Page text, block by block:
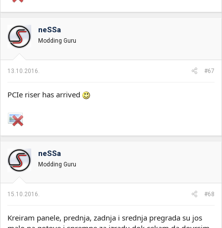
neSSa
Modding Guru
13.10.2016. #67
PCIe riser has arrived
neSSa
Modding Guru
15.10.2016. #68
Kreiram panele, prednja, zadnja i srednja pregrada su jos